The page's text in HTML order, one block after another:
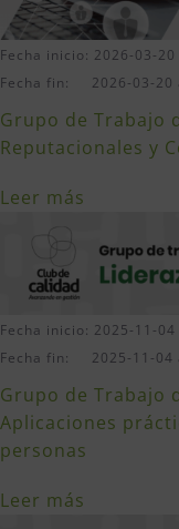
Fecha inicio: 2026-03-
Fecha fin: 2026-03-20
Grupo de Trabajo
Reputacionales y
Leer más
Fecha inicio: 2025-11-
Fecha fin: 2025-11-04
Grupo de Trabajo
Aplicaciones
personas
Leer más